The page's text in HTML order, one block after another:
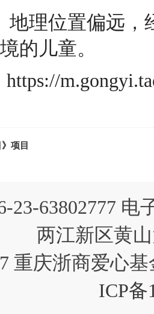
地理位置偏远
的儿童。
https://
项目
23-63802777 电
两江新区黄
重庆浙商爱心
ICP备